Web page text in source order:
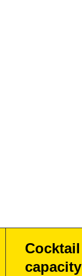
Cocktail
capacity